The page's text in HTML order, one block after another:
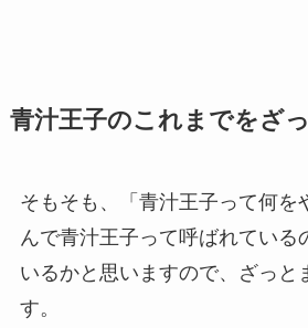
青汁王子のこれまでをざ
そもそも、「青汁王子って何を
んで青汁王子って呼ばれている
いるかと思いますので、ざっと
す。